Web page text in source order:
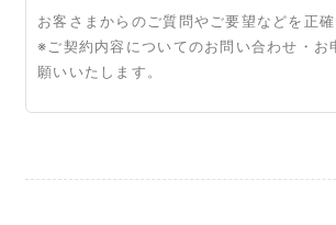
お客さまからのご質問やご要望などを正
※ご契約内容についてのお問い合わせ・
願いいたします。